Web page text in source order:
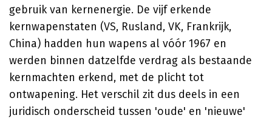
gebruik van kernenergie. De vijf erkende
kernwapenstaten (VS, Rusland, VK, Frankrijk,
China) hadden hun wapens al vóór 1967 en
werden binnen datzelfde verdrag als bestaande
kernmachten erkend, met de plicht tot
ontwapening. Het verschil zit dus deels in een
juridisch onderscheid tussen 'oude' en 'nieuwe'